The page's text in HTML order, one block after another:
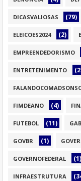
DICASVALIOSAS (79)
ELEICOES2024 (2)
EMPREENDEDORISMO
ENTRETENIMENTO
FIMDEANO (4)
FUTEBOL (11)
GOVBR (1)
GOVERNOFEDERAL (1)
INFRAESTRUTURA